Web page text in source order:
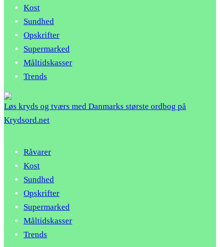
Kost
Sundhed
Opskrifter
Supermarked
Måltidskasser
Trends
Løs kryds og tværs med Danmarks største ordbog på
Krydsord.net
Råvarer
Kost
Sundhed
Opskrifter
Supermarked
Måltidskasser
Trends